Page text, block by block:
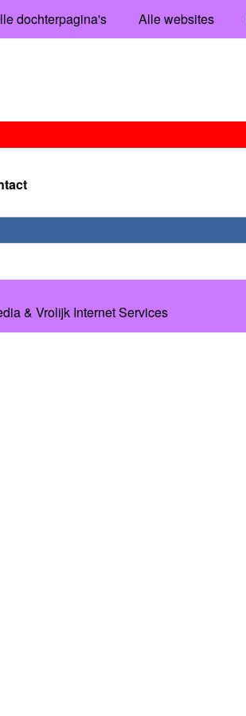
dochterpagina's Alle websites
& Vrolijk Internet Services